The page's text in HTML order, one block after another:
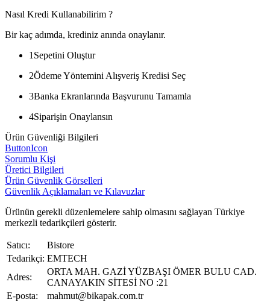
Nasıl Kredi Kullanabilirim ?
Bir kaç adımda, krediniz anında onaylanır.
1 Sepetini Oluştur
2Ödeme Yöntemini Alışveriş Kredisi Seç
3Banka Ekranlarında Başvurunu Tamamla
4Siparişin Onaylansın
Ürün Güvenliği Bilgileri
ButtonIcon
Sorumlu Kişi
Üretici Bilgileri
Ürün Güvenlik Görselleri
Güvenlik Açıklamaları ve Kılavuzlar
Ürünün gerekli düzenlemelere sahip olmasını sağlayan Türkiye
merkezli tedarikçileri gösterir.
Satıcı:
Bistore
Tedarikçi: EMTECH
Adres:
ORTA MAH. GAZİ YÜZBAŞI ÖMER BULU CAD.
CANAYAKIN SİTESİ NO :21
E-posta:
mahmut@bikapak.com.tr